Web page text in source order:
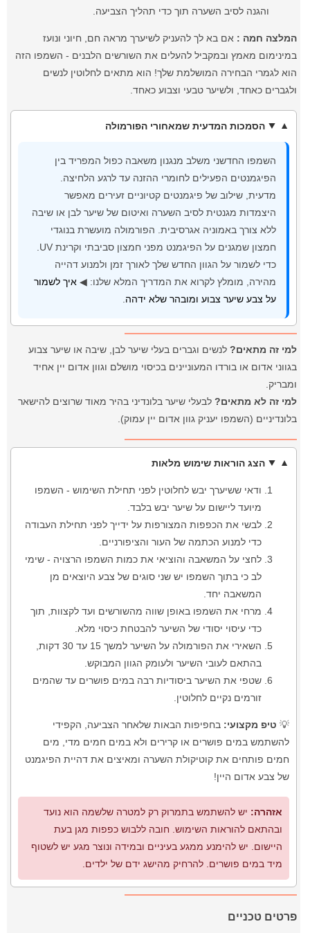
והגנה לסיב השערה תוך כדי תהליך הצביעה.
המלצה חמה : אם בא לך להעניק לשיערך מראה חם, חיוני ונועז
במינימום מאמץ ובמקביל להעלים את השורשים הלבנים - השמפו הזה
הוא לגמרי הבחירה המושלמת שלך! הוא מתאים לחלוטין לנשים
ולגברים כאחד, ולשיער טבעי וצבוע כאחד.
הסמכות המדעית שמאחורי הפורמולה
השמפו החדשני משלב מנגנון משאבה כפול המפריד בין
הפיגמנטים הפעילים לחומרי ההזנה עד לרגע הלחיצה.
מדעית, שילוב של פיגמנטים קטיוניים זעירים מאפשר
היצמדות מגנטית לסיב השערה ואיטום של שיער לבן או שיבה
ללא צורך באמוניה אגרסיבית. הפורמולה מועשרת בנוגדי
כדי לשמור על הגוון החדש שלך לאורך זמן ולמנוע דהייה
מהירה, מומלץ לקרוא את המדריך המלא שלנו: ◀איך לשמור
על צבע שיער צבוע ומובהר שלא ידהה
למי זה מתאים? לנשים וגברים בעלי שיער לבן, שיבה או שיער צבוע
בגווני אדום או בורדו המעוניינים בכיסוי מושלם וגוון אדום יין אחיד
ומבריק.
למי זה לא מתאים? לבעלי שיער בלונדיני בהיר מאוד שרוצים להישאר
בלונדיניים (השמפו יעניק גוון אדום יין עמוק).
הצג הוראות שימוש מלאות
ודאי ששיערך יבש לחלוטין לפני תחילת השימוש - השמפו
מיועד ליישום על שיער יבש בלבד.
לבשי את הכפפות המצורפות על ידייך לפני תחילת העבודה
כדי למנוע הכתמה של העור והציפורניים.
לחצי על המשאבה והוציאי את כמות השמפו הרצויה - שימי
לב כי בתוך השמפו יש שני סוגים של צבע היוצאים מן
המשאבה יחד.
מרחי את השמפו באופן שווה מהשורשים ועד לקצוות, תוך
כדי עיסוי יסודי של השיער להבטחת כיסוי מלא.
השאירי את הפורמולה על השיער למשך 15 עד 30 דקות,
בהתאם לעובי השיער ולעומק הגוון המבוקש.
שטפי את השיער ביסודיות רבה במים פושרים עד שהמים
זורמים נקיים לחלוטין.
💡 טיפ מקצועי: בחפיפות הבאות שלאחר הצביעה, הקפידי
להשתמש במים פושרים או קרירים ולא במים חמים מדי, מים
חמים פותחים את קוטיקולת השערה ומאיצים את דהיית הפיגמנט
של צבע אדום היין!
אזהרה: יש להשתמש בתמרוק רק למטרה שלשמה הוא נועד
ובהתאם להוראות השימוש. חובה ללבוש כפפות מגן בעת
היישום. יש להימנע ממגע בעיניים ובמידה ונוצר מגע יש לשטוף
מיד במים פושרים. להרחיק מהישג ידם של ילדים.
פרטים טכניים